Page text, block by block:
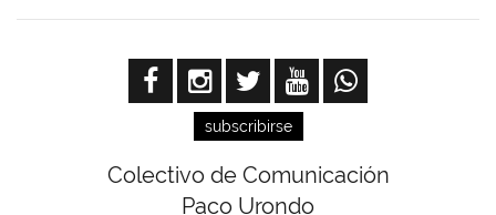
subscribirse
Colectivo de Comunicación
Paco Urondo